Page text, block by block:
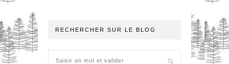
RECHERCHER SUR LE BLOG